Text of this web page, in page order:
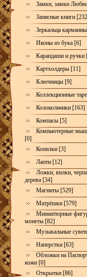
Замки, замки
Записные книги
Зеркальца
Иконы из бука [6]
Карандаши и ручки
Картхолдеры [11]
Ключницы [9]
Коллекционные
Колокольчики [163]
Компасы [5]
Компьютерные
[0]
Копилки [3]
Лапти [12]
Ложки, вилки,
дерева [34]
Магниты [529]
Матрёшки [579]
Миниатюрные
монеты [82]
Музыкальные
Наперстки [63]
Обложки на
кожи [0]
Открытки [86]